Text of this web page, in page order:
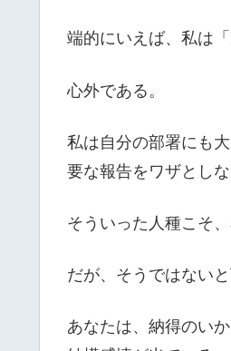
端的にいえば、私は
心外である。
私は自分の部署にも
要な報告をワザとし
そういった人種こそ
だが、そうではないと
あなたは、納得のい